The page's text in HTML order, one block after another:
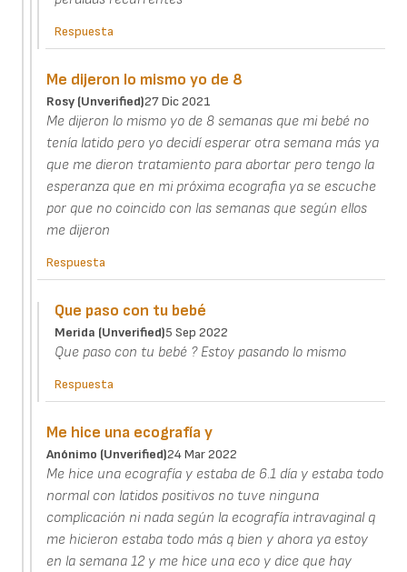
Respuesta
Me dijeron lo mismo yo de 8
Rosy (unverified)27 Dic 2021
Me dijeron lo mismo yo de 8 semanas que mi bebé no
tenía latido pero yo decidí esperar otra semana más ya
que me dieron tratamiento para abortar pero tengo la
esperanza que en mi próxima ecografia ya se escuche
por que no coincido con las semanas que según ellos
me dijeron
Respuesta
Que paso con tu bebé
Merida (unverified)5 Sep 2022
Que paso con tu bebé ? Estoy pasando lo mismo
Respuesta
Me hice una ecografía y
Anónimo (unverified)24 Mar 2022
Me hice una ecografía y estaba de 6.1 día y estaba todo
normal con latidos positivos no tuve ninguna
complicación ni nada según la ecografía intravaginal q
me hicieron estaba todo más q bien y ahora ya estoy
en la semana 12 y me hice una eco y dice que hay